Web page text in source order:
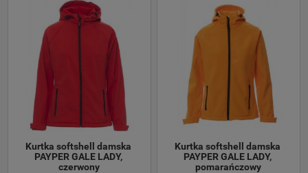
Kurtka softshell damska
PAYPER GALE LADY,
czerwony
Kurtka softshell damska
PAYPER GALE LADY,
pomarańczowy